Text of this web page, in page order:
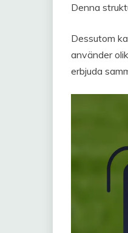
Denna
Dessutom
använder
erbjuda